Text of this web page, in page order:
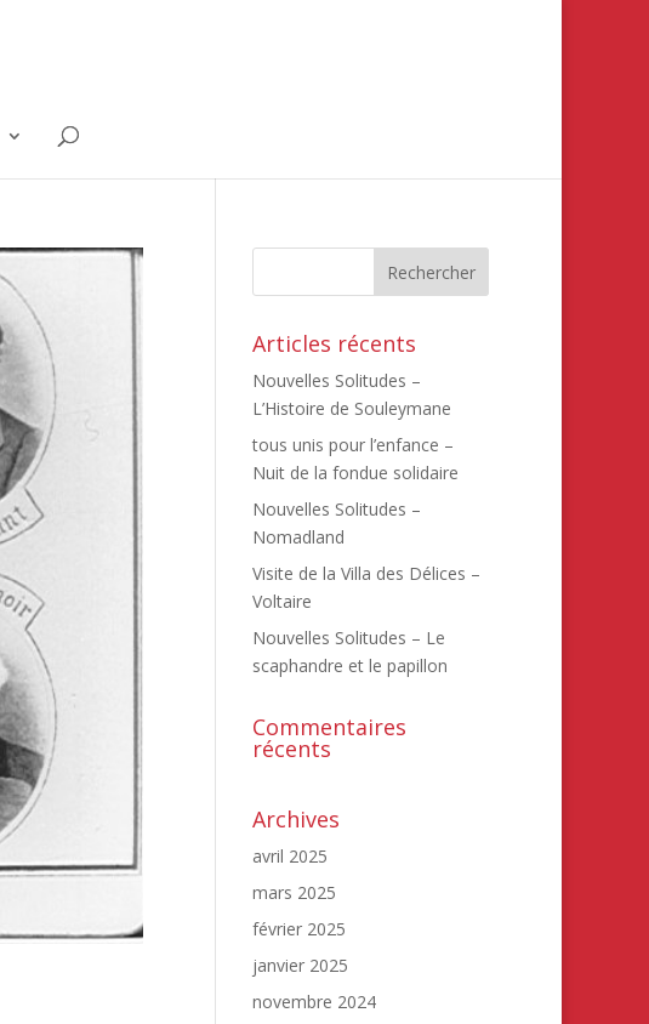
Articles récents
Nouvelles Solitudes –
L’Histoire de Souleymane
tous unis pour l’enfance –
Nuit de la fondue solidaire
Nouvelles Solitudes –
Nomadland
Visite de la Villa des Délices –
Voltaire
Nouvelles Solitudes – Le
scaphandre et le papillon
Commentaires
récents
Archives
avril 2025
mars 2025
février 2025
janvier 2025
novembre 2024